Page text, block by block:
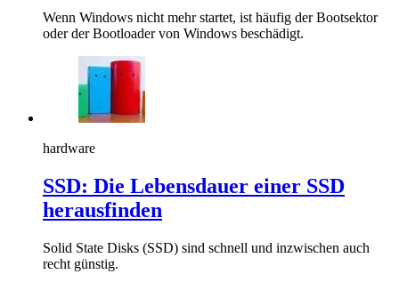
Wenn Windows nicht mehr startet, ist häufig der Bootsektor
oder der Bootloader von Windows beschädigt.
hardware
SSD: Die Lebensdauer einer SSD
herausfinden
Solid State Disks (SSD) sind schnell und inzwischen auch
recht günstig.